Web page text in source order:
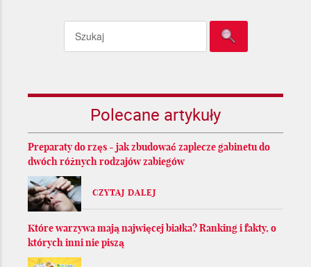
Polecane artykuły
Preparaty do rzęs - jak zbudować zaplecze gabinetu do
dwóch różnych rodzajów zabiegów
CZYTAJ DALEJ
Które warzywa mają najwięcej białka? Ranking i fakty, o
których inni nie piszą